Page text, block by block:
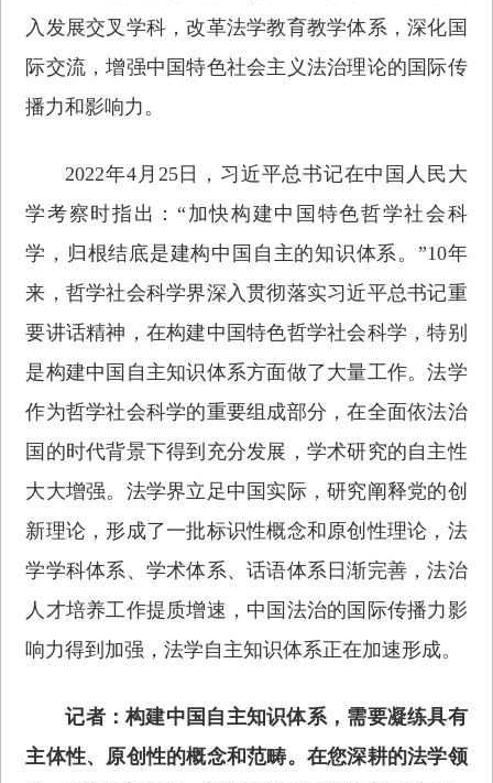
入发展交叉学科，改革法学教育教学体系，深化国
际交流，增强中国特色社会主义法治理论的国际传
播力和影响力。
2022年4月25日，习近平总书记在中国人民大
学考察时指出：“加快构建中国特色哲学社会科
学，归根结底是建构中国自主的知识体系。”10年
来，哲学社会科学界深入贯彻落实习近平总书记重
要讲话精神，在构建中国特色哲学社会科学，特别
是构建中国自主知识体系方面做了大量工作。法学
作为哲学社会科学的重要组成部分，在全面依法治
国的时代背景下得到充分发展，学术研究的自主性
大大增强。法学界立足中国实际，研究阐释党的创
新理论，形成了一批标识性概念和原创性理论，法
学学科体系、学术体系、话语体系日渐完善，法治
人才培养工作提质增速，中国法治的国际传播力影
响力得到加强，法学自主知识体系正在加速形成。
记者：构建中国自主知识体系，需要凝练具有
主体性、原创性的概念和范畴。在您深耕的法学领